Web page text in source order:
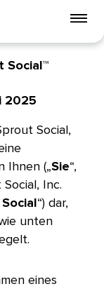
Social™​​
2025​​
Social,
Ihnen („Sie“,
Inc.
“) dar,
unten
eines